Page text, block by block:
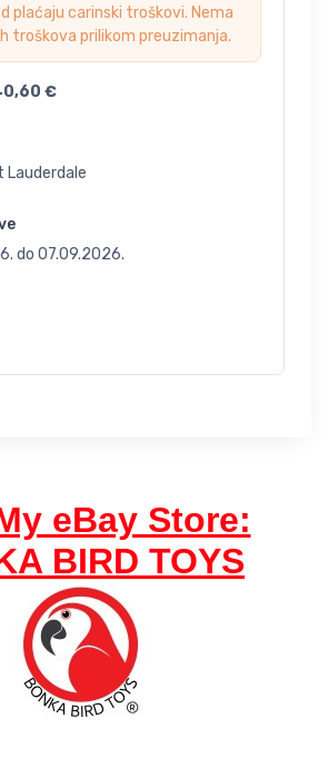
plaćaju carinski troškovi. Nema
troškova prilikom preuzimanja.
€
Lauderdale
do 07.09.2026.